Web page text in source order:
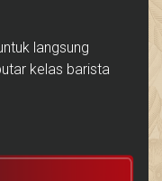
langsung
kelas barista